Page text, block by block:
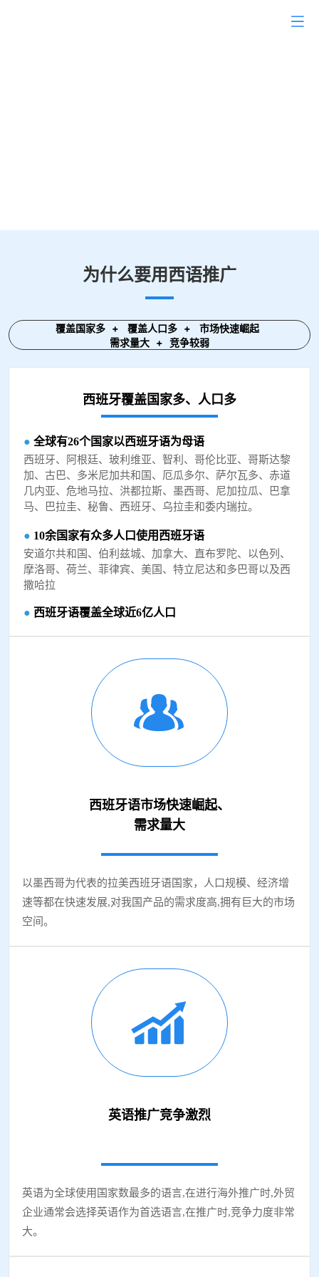
为什么要用西语推广
覆盖国家多 + 覆盖人口多 +
市场快速崛起
需求量大 + 竞争较弱
西班牙覆盖国家多、人口多
● 全球有26个国家以西班牙语为母语
西班牙、阿根廷、玻利维亚、智利、哥伦比亚、哥斯达黎
加、古巴、多米尼加共和国、厄瓜多尔、萨尔瓦多、赤道
几内亚、危地马拉、洪都拉斯、墨西哥、尼加拉瓜、巴拿
马、巴拉圭、秘鲁、西班牙、乌拉圭和委内瑞拉。
● 10余国家有众多人口使用西班牙语
安道尔共和国、伯利兹城、加拿大、直布罗陀、以色列、
摩洛哥、荷兰、菲律宾、美国、特立尼达和多巴哥以及西
撒哈拉
● 西班牙语覆盖全球近6亿人口
西班牙语市场快速崛起、
需求量大
以墨西哥为代表的拉美西班牙语国家，人口规模、经济增
速等都在快速发展,对我国产品的需求度高,拥有巨大的市场
空间。
英语推广竞争激烈
英语为全球使用国家数最多的语言,在进行海外推广时,外贸
企业通常会选择英语作为首选语言,在推广时,竞争力度非常
大。